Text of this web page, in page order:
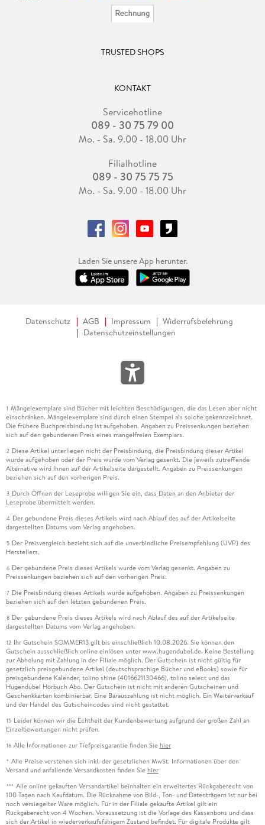
TRUSTED SHOPS
KONTAKT
Servicehotline
089 - 30 75 79 00
Mo. - Sa. 9.00 - 18.00 Uhr
Filialhotline
089 - 30 75 75 75
Mo. - Sa. 9.00 - 18.00 Uhr
Laden Sie unsere App herunter.
Datenschutz AGB Impressum
Widerrufsbelehrung
Datenschutzeinstellungen
1 Mängelexemplare sind Bücher mit leichten Beschädigungen, die das Lesen aber nicht
einschränken. Mängelexemplare sind durch einen Stempel als solche gekennzeichnet.
Die frühere Buchpreisbindung ist aufgehoben. Angaben zu Preissenkungen beziehen
sich auf den gebundenen Preis eines mangelfreien Exemplars.
2 Diese Artikel unterliegen nicht der Preisbindung, die Preisbindung dieser Artikel
wurde aufgehoben oder der Preis wurde vom Verlag gesenkt. Die jeweils zutreffende
Alternative wird Ihnen auf der Artikelseite dargestellt. Angaben zu Preissenkungen
beziehen sich auf den vorherigen Preis.
3 Durch Öffnen der Leseprobe willigen Sie ein, dass Daten an den Anbieter der
Leseprobe übermittelt werden.
4 Der gebundene Preis dieses Artikels wird nach Ablauf des auf der Artikelseite
dargestellten Datums vom Verlag angehoben.
5 Der Preisvergleich bezieht sich auf die unverbindliche Preisempfehlung (UVP) des
Herstellers.
6 Der gebundene Preis dieses Artikels wurde vom Verlag gesenkt. Angaben zu
Preissenkungen beziehen sich auf den vorherigen Preis.
7 Die Preisbindung dieses Artikels wurde aufgehoben. Angaben zu Preissenkungen
beziehen sich auf den letzten gebundenen Preis.
8 Der gebundene Preis dieses Artikels wird nach Ablauf des auf der Artikelseite
dargestellten Datums vom Verlag angehoben.
12 Ihr Gutschein SOMMER13 gilt bis einschließlich 10.08.2026. Sie können den
Gutschein ausschließlich online einlösen unter www.hugendubel.de. Keine Bestellung
zur Abholung mit Zahlung in der Filiale möglich. Der Gutschein ist nicht gültig für
gesetzlich preisgebundene Artikel (deutschsprachige Bücher und eBooks) sowie für
preisgebundene Kalender, tolino shine (4016621130466), tolino select und das
Hugendubel Hörbuch Abo. Der Gutschein ist nicht mit anderen Gutscheinen und
Geschenkkarten kombinierbar. Eine Barauszahlung ist nicht möglich. Ein Weiterverkauf
und der Handel des Gutscheincodes sind nicht gestattet.
15 Leider können wir die Echtheit der Kundenbewertung aufgrund der großen Zahl an
Einzelbewertungen nicht prüfen.
16 Alle Informationen zur Tiefpreisgarantie finden Sie hier
* Alle Preise verstehen sich inkl. der gesetzlichen MwSt. Informationen über den
Versand und anfallende Versandkosten finden Sie hier
*** Alle online gekauften Versandartikel beinhalten ein erweitertes Rückgaberecht von
100 Tagen nach Kaufdatum. Die Rücknahme von Bild-, Ton- und Datenträgern ist nur bei
noch versiegelter Ware möglich. Für in der Filiale gekaufte Artikel gilt ein
Rückgaberecht von 4 Wochen. Voraussetzung ist die Vorlage des Kassenbons und dass
sich der Artikel in wiederverkaufsfähigem Zustand befindet. Für digitale Produkte gilt